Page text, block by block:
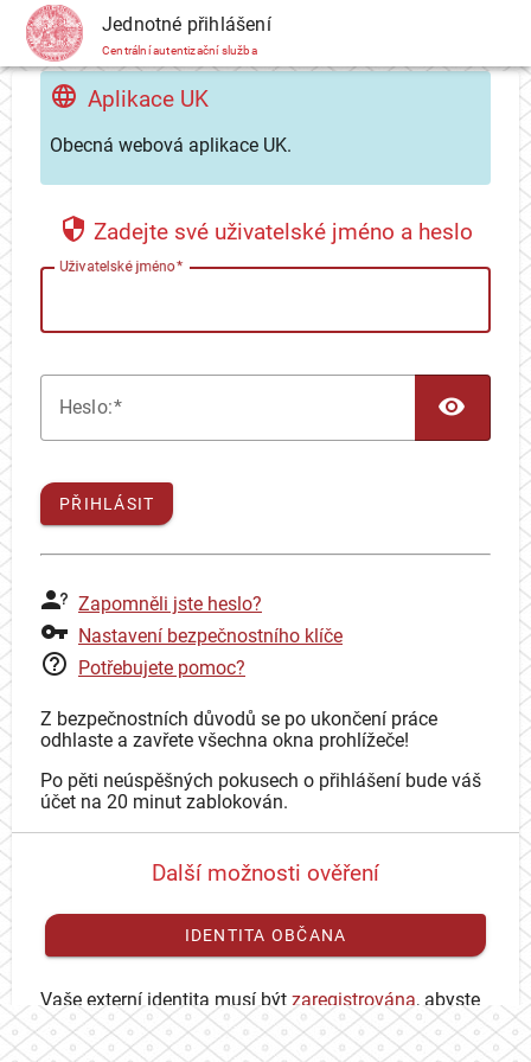
CAS Jednotné přihlášení
Centrální autentizační služba
Aplikace UK
Obecná webová aplikace UK.
Zadejte své uživatelské jméno a heslo
Uživatelské jméno
Heslo:
PŘIHLÁSIT
Zapomněli jste heslo?
Nastavení bezpečnostního klíče
Potřebujete pomoc?
Z bezpečnostních důvodů se po ukončení práce
odhlaste a zavřete všechna okna prohlížeče!
Po pěti neúspěšných pokusech o přihlášení bude váš
účet na 20 minut zablokován.
Další možnosti ověření
IDENTITA OBČANA
Vaše externí identita musí být zaregistrována, abyste
se mohli přihlásit ke svému CAS účtu.